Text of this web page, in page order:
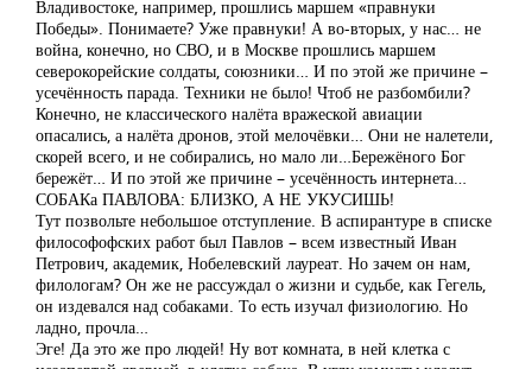
Владивостоке, например, прошлись маршем «правнуки
Победы». Понимаете? Уже правнуки! А во-вторых, у нас… не
война, конечно, но СВО, и в Москве прошлись маршем
северокорейские солдаты, союзники… И по этой же причине –
усечённость парада. Техники не было! Чтоб не разбомбили?
Конечно, не классического налёта вражеской авиации
опасались, а налёта дронов, этой мелочёвки… Они не налетели,
скорей всего, и не собирались, но мало ли…Бережёного Бог
бережёт… И по этой же причине – усечённость интернета…
СОБАКа ПАВЛОВА: БЛИЗКО, А НЕ УКУСИШЬ!
Тут позвольте небольшое отступление. В аспирантуре в списке
философофских работ был Павлов – всем известный Иван
Петрович, академик, Нобелевский лауреат. Но зачем он нам,
филологам? Он же не рассуждал о жизни и судьбе, как Гегель,
он издевался над собаками. То есть изучал физиологию. Но
ладно, прочла…
Эге! Да это же про людей! Ну вот комната, в ней клетка с